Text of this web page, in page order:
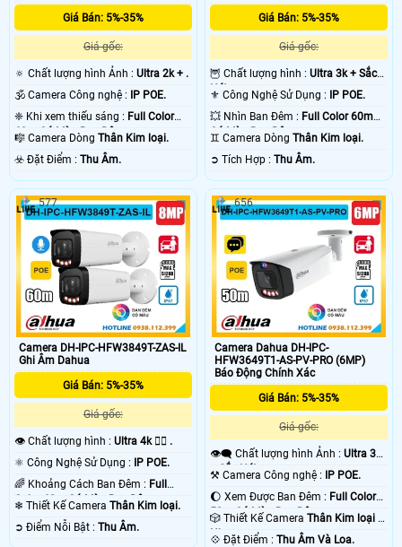
Giá Bán: 5%-35%
Giá gốc:
🔅 Chất lượng hình Ảnh : Ultra 2k + .
🕉️ Camera Công nghệ : IP POE.
❈ Khi xem thiếu sáng : Full Color
60m Có Màu Ban Ðêm.
🎼️ Camera Dòng Thân Kim loại.
️☣️ Đặt Điểm : Thu Âm.
Giá Bán: 5%-35%
Giá gốc:
🦉 Chất lượng hình :Ultra 3k + Sắc
Nét .
⚜️ Công Nghệ Sử Dụng : IP POE.
💥 Nhìn Ban Đêm : Full Color 60m
Có Màu Ban Ðêm.
♊ Camera DòngThân Kim loại.
️➲ Tích Hợp :Thu Âm.
Camera DH-IPC-HFW3849T-ZAS-IL
Ghi Âm Dahua
Giá Bán: 5%-35%
Giá gốc:
👁 Chất lượng hình : Ultra 4k 👍🏾 .
⚛️ Công Nghệ Sử Dụng : IP POE.
🌈 Khoảng Cách Ban Đêm : Full
Color 60m Có Màu Ban Ðêm.
❄ Thiết Kế Camera Thân Kim loại.
️➲ Điểm Nỗi Bật : Thu Âm.
577
Camera Dahua DH-IPC-
HFW3649T1-AS-PV-PRO (6MP)
Báo Động Chính Xác
Giá Bán: 5%-35%
Giá gốc:
👁️‍🗨 Chất lượng hình Ảnh :Ultra 3k
+ Sắc Nét .
⚒ Camera Công nghệ : IP POE.
🌔 Xem Được Ban Đêm : Full Color
50m Có Màu Ban Ðêm.
🎲 Thiết Kế CameraThân Kim loại +
Nhựa.
️💠 Đặt Điểm :Thu Âm Và Loa.
656